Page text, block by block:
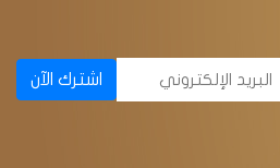
اشترك الآن